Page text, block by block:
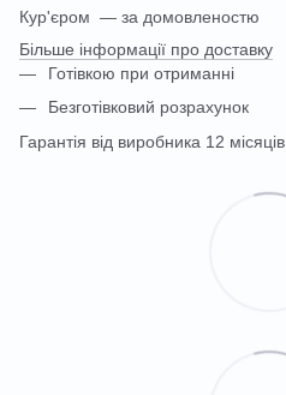
Кур'єром — за домовленостю
Більше інформації про доставку
Готівкою при отриманні
Безготівковий розрахунок
Гарантія від виробника 12 місяців.